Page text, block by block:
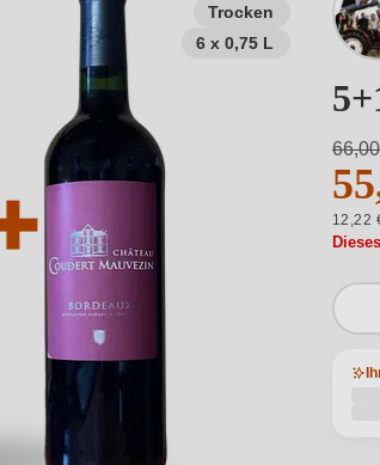
Trocken
6 x 0,75 L
12,22
Sie, welchen Wein Sie suchen – ob
Rebsorte, Region, Winzer oder